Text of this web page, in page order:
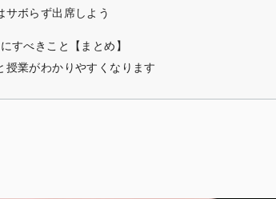
ボらず出席しよう
すべきこと【まとめ】
業がわかりやすくなります